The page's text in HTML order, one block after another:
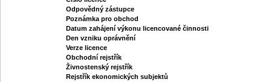
Odpovědný zástupce
Poznámka pro obchod
Datum zahájení výkonu licencované činnosti
Den vzniku oprávnění
Verze licence
Obchodní rejstřík
Živnostenský rejstřík
Rejstřík ekonomických subjektů